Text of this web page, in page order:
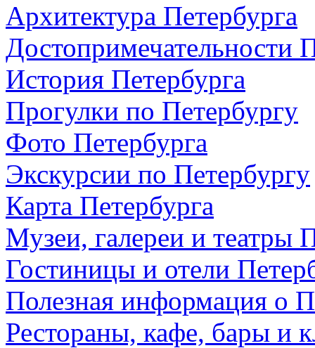
Архитектура Петербурга
Достопримечательности
История Петербурга
Прогулки по Петербургу
Фото Петербурга
Экскурсии по Петербургу
Карта Петербурга
Музеи, галереи и театры
Гостиницы и отели
Полезная информация о
Рестораны, кафе, бары и